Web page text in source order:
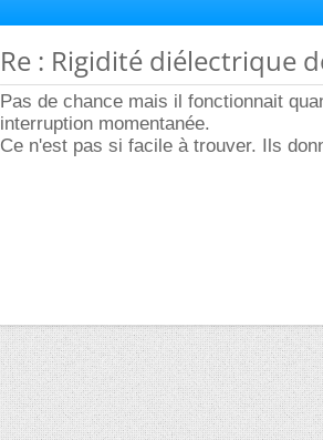
Re : Rigidité diélectrique
Pas de chance mais il fonctionnait
interruption momentanée.
Ce n'est pas si facile à trouver. Ils